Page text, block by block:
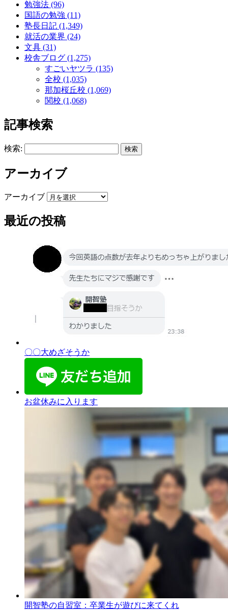
勉強法 (96)
国語の勉強 (11)
塾長日記 (1,349)
就活の業界 (24)
文具 (31)
校舎ブログ (1,275)
すごいヤツラ (135)
全校 (1,035)
那加桜丘校 (1,069)
関校 (1,068)
記事検索
検索:
アーカイブ
アーカイブ
最近の投稿
〇〇大めざそうか
お盆休みに入ります
開智塾の自習室：卒業生が遊びに来てくれ